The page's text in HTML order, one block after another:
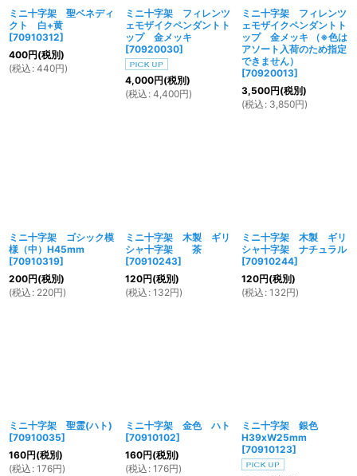
ミニ十字架 聖ベネディ
クト 白+黄
[70910312]
400円(税別)
(税込 : 440円)
ミニ十字架 フィレンツ
ェモザイクペンダントト
ップ 金メッキ
[70920030]
4,000円(税別)
(税込 : 4,400円)
ミニ十字架 フィレンツ
ェモザイクペンダントト
ップ 金メッキ （※色は
アソート入荷のため指定
できません）
[70920013]
3,500円(税別)
(税込 : 3,850円)
ミニ十字架 ゴシック模
様（中）H45mm
[70910319]
200円(税別)
(税込 : 220円)
ミニ十字架 木製 ギリ
シャ十字架 茶
[70910243]
120円(税別)
(税込 : 132円)
ミニ十字架 木製 ギリ
シャ十字架 ナチュラル
[70910244]
120円(税別)
(税込 : 132円)
ミニ十字架 聖霊(ハト)
[70910035]
160円(税別)
(税込 : 176円)
ミニ十字架 金色 ハト
[70910102]
160円(税別)
(税込 : 176円)
ミニ十字架 銀色
H39xW25mm
[70910123]